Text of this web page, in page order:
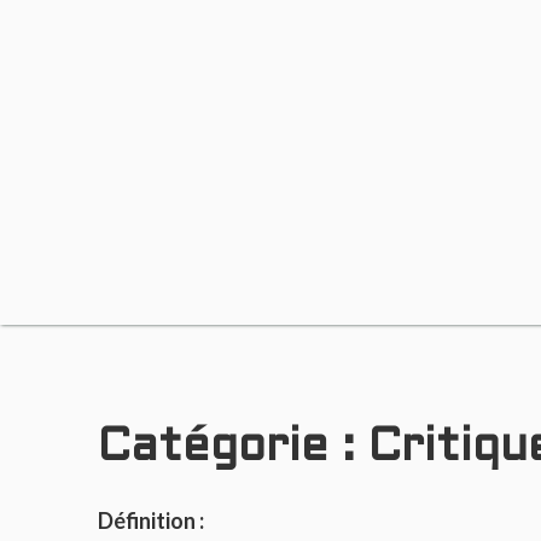
Catégorie :
Définition :